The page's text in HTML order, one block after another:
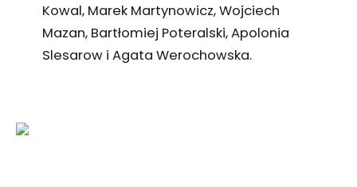
Kowal, Marek Martynowicz, Wojciech
Mazan, Bartłomiej Poteralski, Apolonia
Slesarow i Agata Werochowska.